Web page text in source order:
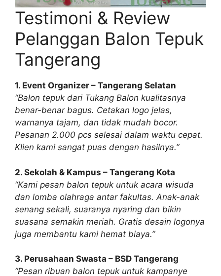
Testimoni & Review
Pelanggan Balon Tepuk
Tangerang
1. Event Organizer – Tangerang Selatan
“Balon tepuk dari Tukang Balon kualitasnya
benar-benar bagus. Cetakan logo jelas,
warnanya tajam, dan tidak mudah bocor.
Pesanan 2.000 pcs selesai dalam waktu cepat.
Klien kami sangat puas dengan hasilnya.”
2. Sekolah & Kampus – Tangerang Kota
“Kami pesan balon tepuk untuk acara wisuda
dan lomba olahraga antar fakultas. Anak-anak
senang sekali, suaranya nyaring dan bikin
suasana semakin meriah. Gratis desain logonya
juga membantu kami hemat biaya.”
3. Perusahaan Swasta – BSD Tangerang
“Pesan ribuan balon tepuk untuk kampanye